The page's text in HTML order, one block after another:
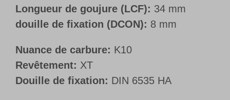
Longueur de goujure (LCF): 34 mm
douille de fixation (DCON): 8 mm
Nuance de carbure: K10
Revêtement: XT
Douille de fixation: DIN 6535 HA